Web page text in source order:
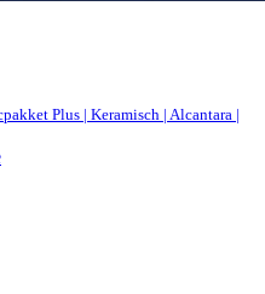
Plus | Keramisch | Alcantara |